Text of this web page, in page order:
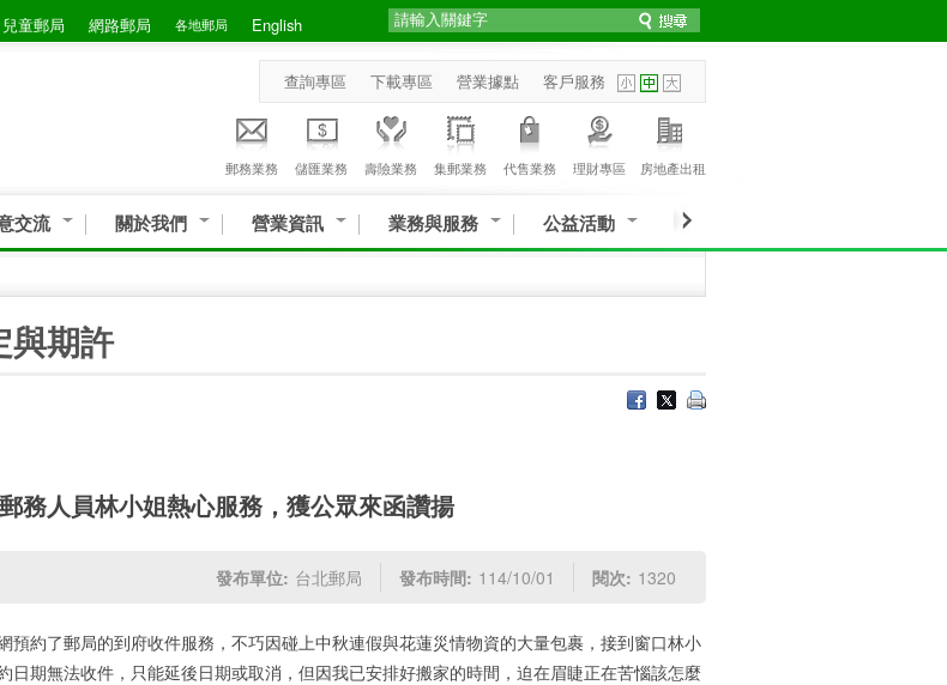
兒童郵局 網路郵局 各地郵局 English
查詢專區 下載專區 營業據點 客戶服務
郵務業務 儲匯業務 壽險業務 集郵業務 代售業務 理財專區 房地產出租
交流 關於我們 營業資訊 業務與服務 公益活動
與期許
務人員林小姐熱心服務，獲公眾來函讚揚
發布單位: 台北郵局 發布時間: 114/10/01 閱次: 1320
預約了郵局的到府收件服務，不巧因碰上中秋連假與花蓮災情物資的大量包裹，接到窗口林小
日期無法收件，只能延後日期或取消，但因我已安排好搬家的時間，迫在眉睫正在苦惱該怎麼